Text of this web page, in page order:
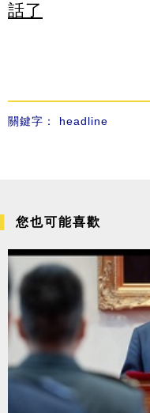
話了
關鍵字： headline
您也可能喜歡